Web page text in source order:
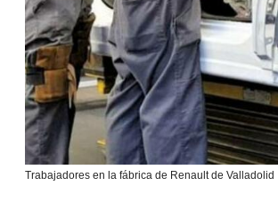
Trabajadores en la fábrica de Renault de Valladolid